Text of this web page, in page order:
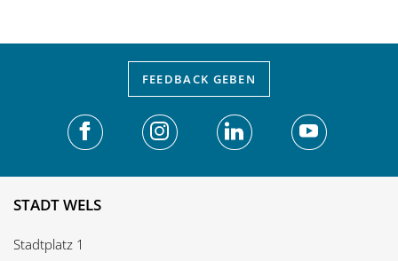
FEEDBACK GEBEN
STADT WELS
Stadtplatz 1